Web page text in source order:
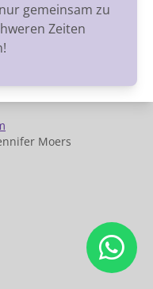
gemeinsam zu
Zeiten
Moers